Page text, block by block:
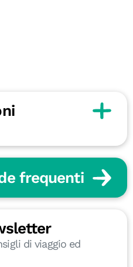
frequenti
di viaggio ed